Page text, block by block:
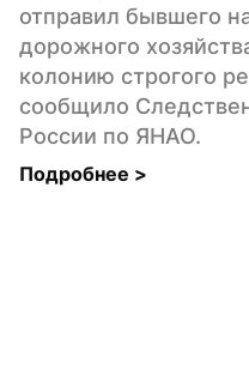
отправил бывшего
дорожного
колонию строгого
сообщило
России по ЯНАО.
Подробнее >